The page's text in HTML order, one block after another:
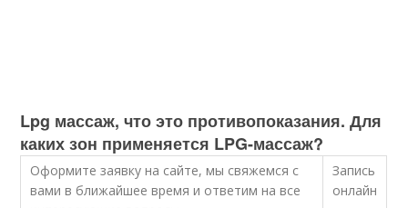
Lpg массаж, что это противопоказания. Для
каких зон применяется LPG-массаж?
Оформите заявку на сайте, мы свяжемся с
вами в ближайшее время и ответим на все
Запись
онлайн